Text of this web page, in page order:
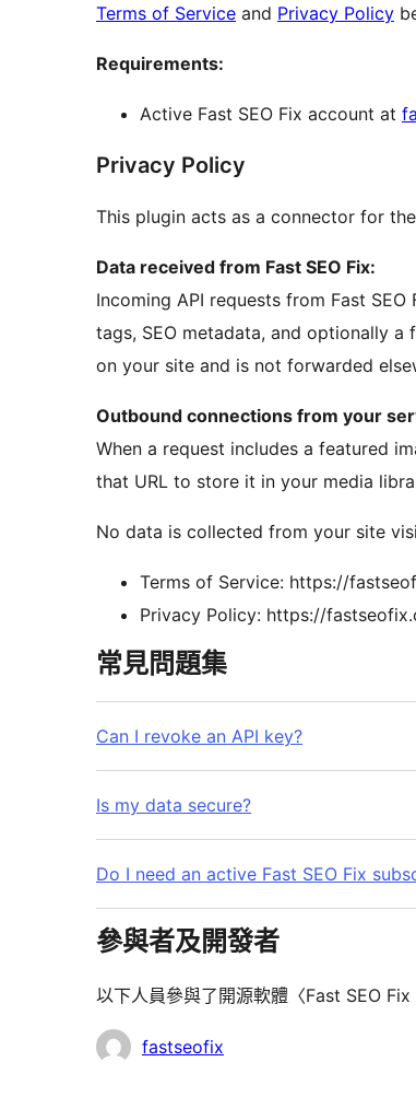
Terms of Service and Privacy Policy
Requirements:
Active Fast SEO Fix account at
Privacy Policy
This plugin acts as a connector for
Data received from Fast SEO Fix:
Incoming API requests from Fast
tags, SEO metadata, and optionally
on your site and is not forwarded
Outbound connections from your
When a request includes a featured
that URL to store it in your media
No data is collected from your site
Terms of Service: https://
Privacy Policy: https://
常見問題集
Can I revoke an API key?
Is my data secure?
Do I need an active Fast SEO Fix
參與者及開發者
以下人員參與了開源軟體〈Fast SEO
參
fastseofix